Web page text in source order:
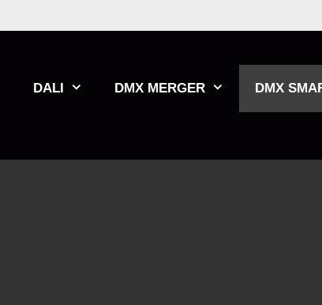
DALI DMX MERGER DMX